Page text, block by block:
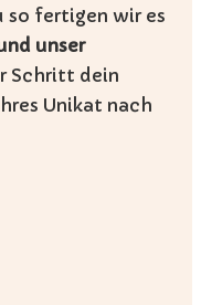
so fertigen wir es
unser
Schritt dein
Unikat nach